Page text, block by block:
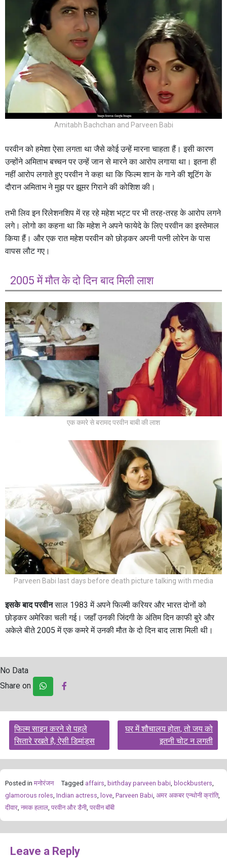
Amitabh Bachchan and Parveen Babi
परवीन को हमेशा ऐसा लगता था जैसे कोई उन्हें मारना चाहता हैं। इसी कारण
उन्होंने अमिताभ बच्चन पर उन्हें जान से मारने का आरोप लगाया था। इतना ही
नहीं आरोप लगाते हुए परवीन ने कहा था कि फिल्म शान के गाने की शूटिंग के
दौरान अमिताभ ने मुझ पर झूमर गिराने की कोशिश की।
तभी लिव इन रिलेशनशिप में रह रहे महेश भट्ट पर भी तरह-तरह के आरोप लगने
लगे। लोगो का कहना था कि महेश ने अपने फायेदे के लिए परवीन का इस्तेमाल
किया हैं। और एक रात महेश परवीन को छोड़कर अपनी पत्नी लोरेन के पास
वापस लौट गए।
2005 में मौत के दो दिन बाद मिली लाश
एक कमरे से बरामद परवीन बाबी की लाश
Parveen Babi last days before death picture talking with media
इसके बाद परवीनसाल 1983 में अपने फिल्मी करियर और भारत दोनों को
छोड़कर अमेरिका चली गई। जहाँ उनकी जिंदगी के अंतिम दिन काफी बुरे और
अकेले बीते 2005 में एक कमरे में उनकी मौत के दो दिन बाद लाश मिली थी।
No Data
Share on
Post
navigation
फिल्म साइन करने से पहले
सितारे रखते है, ऐसी डिमांड्स
घर में शौचालय होता, तो जय को
इतनी चोट न लगती
Posted in मनोरंजन Tagged affairs birthday parveen babi blockbusters
glamorous roles Indian actress love Parveen Babi अमर अकबर एन्थोनी क्रांति,
दीवार नमक हलाल परवीन और डैनी परवीन बॉबी
Leave a Reply